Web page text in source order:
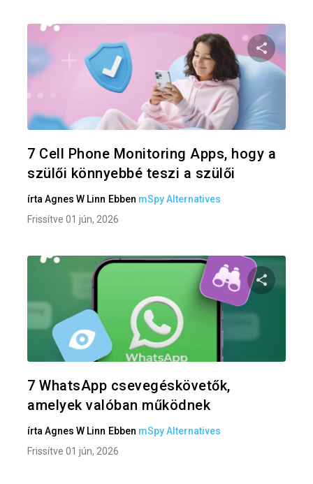
Oszd
7 Cell Phone Monitoring Apps, hogy a
szülői könnyebbé teszi a szülői
írta Agnes W Linn Ebben mSpy Alternatives
Frissítve 01 jún, 2026
Oszd
7 WhatsApp csevegéskövetők,
amelyek valóban működnek
írta Agnes W Linn Ebben mSpy Alternatives
Frissítve 01 jún, 2026